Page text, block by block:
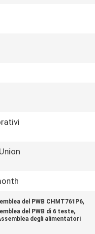
del PWB CHMT761P6,
del PWB di 6 teste,
degli alimentatori